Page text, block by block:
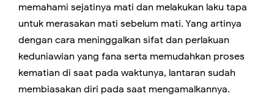
memahami sejatinya mati dan melakukan laku tapa
untuk merasakan mati sebelum mati. Yang artinya
dengan cara meninggalkan sifat dan perlakuan
keduniawian yang fana serta memudahkan proses
kematian di saat pada waktunya, lantaran sudah
membiasakan diri pada saat mengamalkannya.